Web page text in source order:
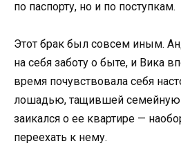
по паспорту, но и по поступкам.
Этот брак был совсем иным.
на себя заботу о быте, и Вика
время почувствовала себя
лошадью, тащившей семейную
заикался о ее квартире —
переехать к нему.